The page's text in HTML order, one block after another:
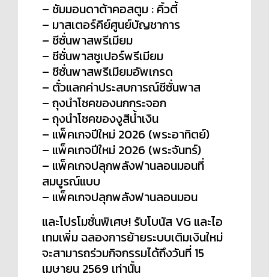
– ซัมมอนดาต้าคอสตูม : คิ้วตี้
– มาสเตอร์คีย์ศูนย์บัญชาการ
– ซีซั่นพาสพรีเมียม
– ซีซั่นพาสซูเปอร์พรีเมียม
– ซีซั่นพาสพรีเมียมอัพเกรด
– ตั๋วแลกค่าประสบการณ์ซีซั่นพาส
– ถุงนำโชคของนกกระจอก
– ถุงนำโชคของงูสีน้ำเงิน
– แพ็คเกจปีใหม่ 2026 (พระอาทิตย์)
– แพ็คเกจปีใหม่ 2026 (พระจันทร์)
– แพ็คเกจปลุกพลังฟานลอนมอนที่
สมบูรณ์แบบ
– แพ็คเกจปลุกพลังฟานลอนมอน
และโปรโมชั่นพิเศษ! รับโบนัส VG และไอ
เทมเพิ่ม ฉลองการย้ายระบบเติมเงินใหม่
จะสามารถร่วมกิจกรรมได้ถึงวันที่ 15
เมษายน 2569 เท่านั้น